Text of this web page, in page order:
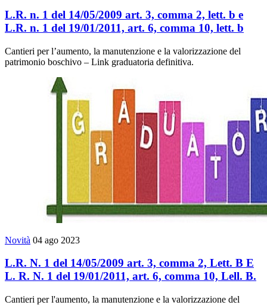
L.R. n. 1 del 14/05/2009 art. 3, comma 2, lett. b e
L.R. n. 1 del 19/01/2011, art. 6, comma 10, lett. b
Cantieri per l’aumento, la manutenzione e la valorizzazione del
patrimonio boschivo – Link graduatoria definitiva.
Novità 04 ago 2023
L.R. N. 1 del 14/05/2009 art. 3, comma 2, Lett. B E
L. R. N. 1 del 19/01/2011, art. 6, comma 10, Lell. B.
Cantieri per l'aumento, la manutenzione e la valorizzazione del